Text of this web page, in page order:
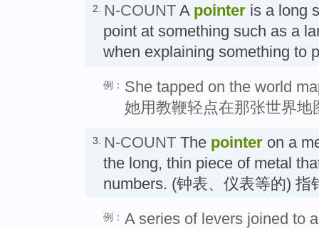
2. N-COUNT A pointer is a long
point at something such as a
when explaining something to
例： She tapped on the world
她用教鞭轻点在那张世界地
3. N-COUNT The pointer on a
the long, thin piece of metal
numbers. (钟表、仪表等的) 指
例： A series of levers joined to